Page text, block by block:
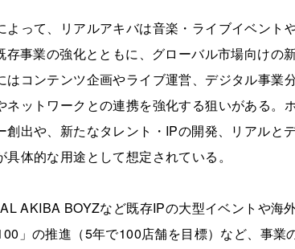
よって、リアルアキバは音楽・ライブイベント
存事業の強化とともに、グローバル市場向けの
はコンテンツ企画やライブ運営、デジタル事業
ネットワークとの連携を強化する狙いがある。
創出や、新たなタレント・IPの開発、リアルと
具体的な用途として想定されている。
AKIBA BOYZなど既存IPの大型イベントや海
」の推進（5年で100店舗を目標）など、事業